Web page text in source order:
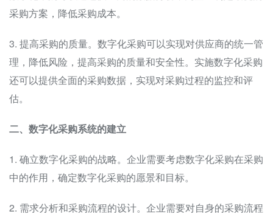
采购方案，降低采购成本。
3. 提高采购的质量。数字化采购可以实现对供应商的统一管
理，降低风险，提高采购的质量和安全性。实施数字化采购
还可以提供全面的采购数据，实现对采购过程的监控和评
估。
二、数字化采购系统的建立
1. 确立数字化采购的战略。企业需要考虑数字化采购在采购
中的作用，确定数字化采购的愿景和目标。
2. 需求分析和采购流程的设计。企业需要对自身的采购流程